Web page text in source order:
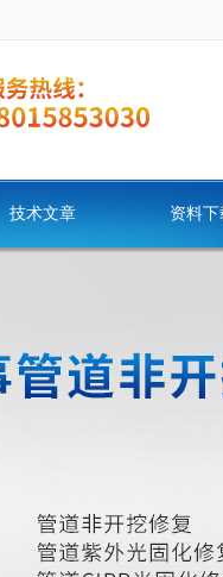
技术文章 资料下